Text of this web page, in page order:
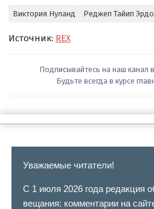
Виктория Нуланд Реджеп Тайип
Источник: REX
Подписывайтесь на наш канал в
Будьте всегда в курсе
Уважаемые читатели!
С 1 июля 2026 года редакция
вещания: комментарии на